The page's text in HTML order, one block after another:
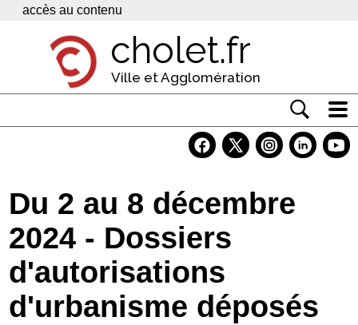
Panneau de gestion des cookies
accès au contenu
cholet.fr
Ville et Agglomération
Economie
Services
Contacts
Du 2 au 8 décembre
2024 - Dossiers
d'autorisations
d'urbanisme déposés